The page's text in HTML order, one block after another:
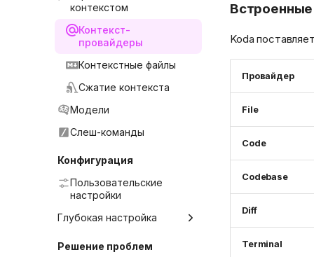
подключения
контекстом
Контекст-
провайдеры
Контекстные файлы
Сжатие контекста
Модели
Слеш-команды
Конфигурация
Пользовательские
настройки
Глубокая настройка
Файл config.yaml
Решение проблем
Koda
Провайдер
File
Code
Codebase
Diff
Terminal